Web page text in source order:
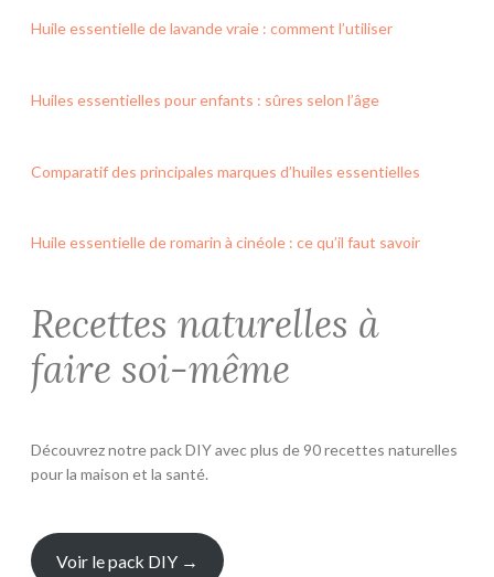
Huile essentielle de lavande vraie : comment l’utiliser
Huiles essentielles pour enfants : sûres selon l’âge
Comparatif des principales marques d’huiles essentielles
Huile essentielle de romarin à cinéole : ce qu’il faut savoir
Recettes naturelles à
faire soi-même
Découvrez notre pack DIY avec plus de 90 recettes naturelles
pour la maison et la santé.
Voir le pack DIY →